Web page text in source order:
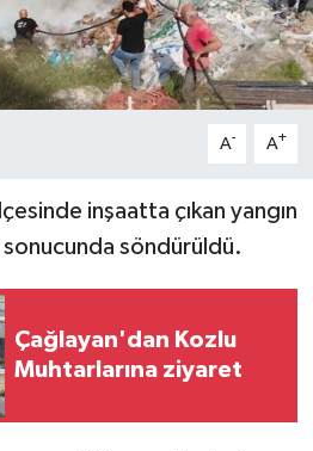
A- A+
inşaatta çıkan yangın
söndürüldü.
Çağlayan'dan Kozlu
Muhtarlarına ziyaret